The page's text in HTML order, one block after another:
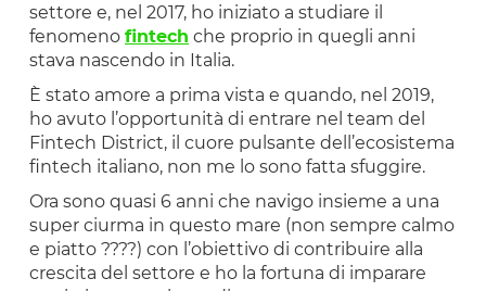
settore e, nel 2017, ho iniziato a studiare il
fenomeno fintech che proprio in quegli anni
stava nascendo in Italia.
È stato amore a prima vista e quando, nel 2019,
ho avuto l’opportunità di entrare nel team del
Fintech District, il cuore pulsante dell’ecosistema
fintech italiano, non me lo sono fatta sfuggire.
Ora sono quasi 6 anni che navigo insieme a una
super ciurma in questo mare (non sempre calmo
e piatto ????) con l’obiettivo di contribuire alla
crescita del settore e ho la fortuna di imparare